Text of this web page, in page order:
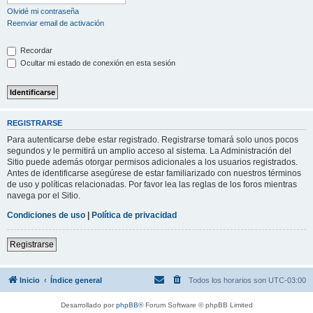
Olvidé mi contraseña
Reenviar email de activación
Recordar
Ocultar mi estado de conexión en esta sesión
REGISTRARSE
Para autenticarse debe estar registrado. Registrarse tomará solo unos pocos
segundos y le permitirá un amplio acceso al sistema. La Administración del
Sitio puede además otorgar permisos adicionales a los usuarios registrados.
Antes de identificarse asegúrese de estar familiarizado con nuestros términos
de uso y políticas relacionadas. Por favor lea las reglas de los foros mientras
navega por el Sitio.
Condiciones de uso | Política de privacidad
Registrarse
Inicio Índice general Todos los horarios son UTC-03:00
Desarrollado porphpBB® Forum Software © phpBB Limited